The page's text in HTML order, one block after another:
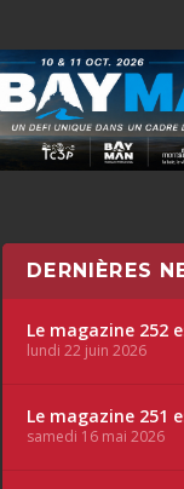
DERNIÈRES
Le magazine 252
lundi 22 juin 2026
Le magazine 251
samedi 16 mai 2026